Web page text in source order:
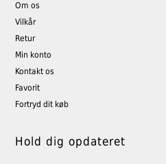
Om os
Vilkår
Retur
Min konto
Kontakt os
Favorit
Fortryd dit køb
Hold dig opdateret